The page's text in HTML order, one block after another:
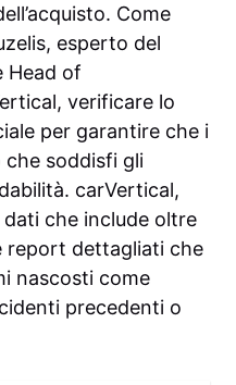
Come
esperto del
Head of
verificare lo
per garantire che i
che soddisfi gli
carVertical,
dati che include oltre
report dettagliati che
nascosti come
precedenti o